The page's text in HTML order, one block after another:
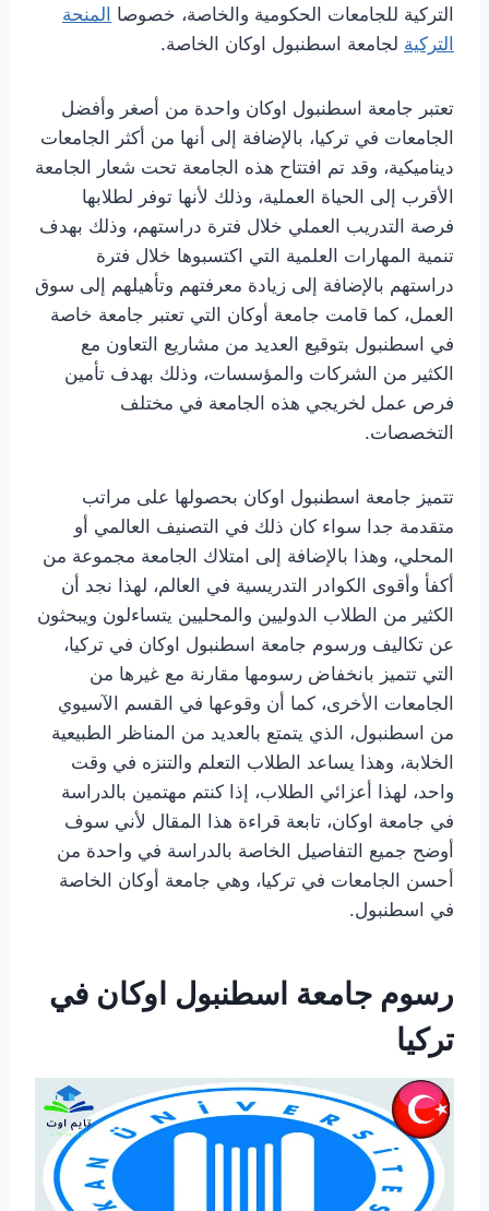
التركية للجامعات الحكومية والخاصة، خصوصا المنحة
التركية لجامعة اسطنبول اوكان الخاصة.
تعتبر جامعة اسطنبول اوكان واحدة من أصغر وأفضل
الجامعات في تركيا، بالإضافة إلى أنها من أكثر الجامعات
ديناميكية، وقد تم افتتاح هذه الجامعة تحت شعار الجامعة
الأقرب إلى الحياة العملية، وذلك لأنها توفر لطلابها
فرصة التدريب العملي خلال فترة دراستهم، وذلك بهدف
تنمية المهارات العلمية التي اكتسبوها خلال فترة
دراستهم بالإضافة إلى زيادة معرفتهم وتأهيلهم إلى سوق
العمل، كما قامت جامعة أوكان التي تعتبر جامعة خاصة
في اسطنبول بتوقيع العديد من مشاريع التعاون مع
الكثير من الشركات والمؤسسات، وذلك بهدف تأمين
فرص عمل لخريجي هذه الجامعة في مختلف
التخصصات.
تتميز جامعة اسطنبول اوكان بحصولها على مراتب
متقدمة جدا سواء كان ذلك في التصنيف العالمي أو
المحلي، وهذا بالإضافة إلى امتلاك الجامعة مجموعة من
أكفأ وأقوى الكوادر التدريسية في العالم، لهذا نجد أن
الكثير من الطلاب الدوليين والمحليين يتساءلون ويبحثون
عن تكاليف ورسوم جامعة اسطنبول اوكان في تركيا،
التي تتميز بانخفاض رسومها مقارنة مع غيرها من
الجامعات الأخرى، كما أن وقوعها في القسم الآسيوي
من اسطنبول، الذي يتمتع بالعديد من المناظر الطبيعية
الخلابة، وهذا يساعد الطلاب التعلم والتنزه في وقت
واحد، لهذا أعزائي الطلاب، إذا كنتم مهتمين بالدراسة
في جامعة اوكان، تابعة قراءة هذا المقال لأني سوف
أوضح جميع التفاصيل الخاصة بالدراسة في واحدة من
أحسن الجامعات في تركيا، وهي جامعة أوكان الخاصة
في اسطنبول.
رسوم جامعة اسطنبول اوكان في
تركيا